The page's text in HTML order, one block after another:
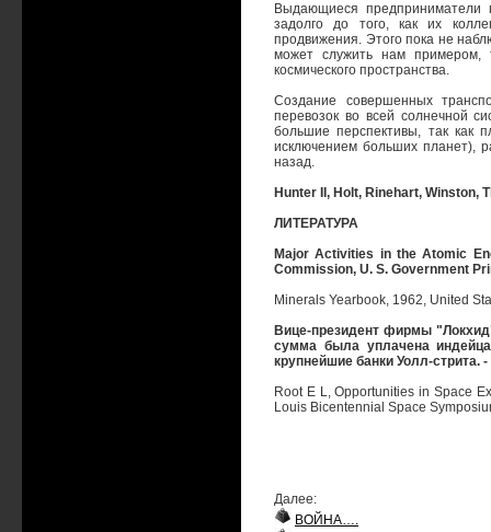
Выдающиеся предприниматели
задолго до того, как их
продвижения. Этого пока не
может служить нам примером,
космического пространства.
Создание совершенных
перевозок во всей солнечной
большие перспективы, так как
исключением больших планет),
назад.
Hunter II, Holt, Rinehart, Winstоn,
ЛИТЕРАТУРА
Major Activities in the Atomic
Commission, U. S. Government
Minerals Yearbook, 1962, United
Вице-президент фирмы
сумма была уплачена
крупнейшие банки Уолл-стрита.
Root E L, Opportunities in Space
Louis Bicentennial Space
Далее:
ВОЙНА….